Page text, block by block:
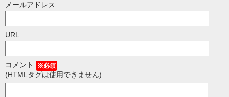
メールアドレス
URL
コメント ※必須
(HTMLタグは使用できません)